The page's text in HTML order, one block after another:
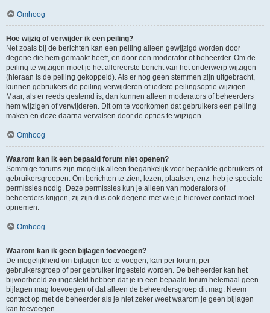
Omhoog
Hoe wijzig of verwijder ik een peiling?
Net zoals bij de berichten kan een peiling alleen gewijzigd worden door
degene die hem gemaakt heeft, en door een moderator of beheerder. Om de
peiling te wijzigen moet je het allereerste bericht van het onderwerp wijzigen
(hieraan is de peiling gekoppeld). Als er nog geen stemmen zijn uitgebracht,
kunnen gebruikers de peiling verwijderen of iedere peilingsoptie wijzigen.
Maar, als er reeds gestemd is, dan kunnen alleen moderators of beheerders
hem wijzigen of verwijderen. Dit om te voorkomen dat gebruikers een peiling
maken en deze daarna vervalsen door de opties te wijzigen.
Omhoog
Waarom kan ik een bepaald forum niet openen?
Sommige forums zijn mogelijk alleen toegankelijk voor bepaalde gebruikers of
gebruikersgroepen. Om berichten te zien, lezen, plaatsen, enz. heb je speciale
permissies nodig. Deze permissies kun je alleen van moderators of
beheerders krijgen, zij zijn dus ook degene met wie je hierover contact moet
opnemen.
Omhoog
Waarom kan ik geen bijlagen toevoegen?
De mogelijkheid om bijlagen toe te voegen, kan per forum, per
gebruikersgroep of per gebruiker ingesteld worden. De beheerder kan het
bijvoorbeeld zo ingesteld hebben dat je in een bepaald forum helemaal geen
bijlagen mag toevoegen of dat alleen de beheerdersgroep dit mag. Neem
contact op met de beheerder als je niet zeker weet waarom je geen bijlagen
kan toevoegen.